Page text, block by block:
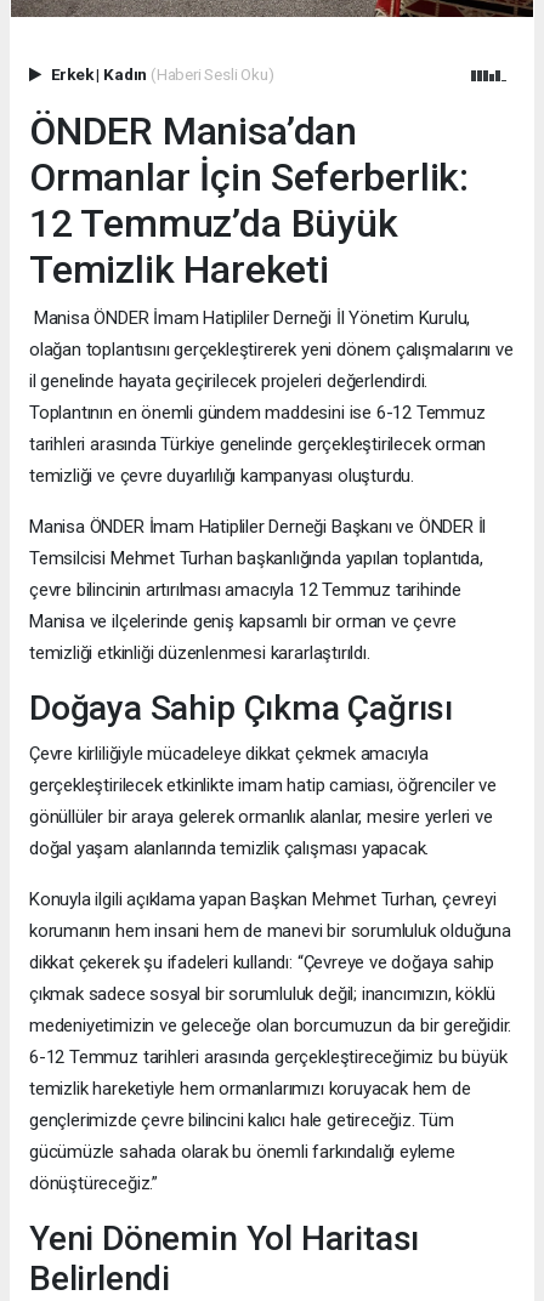
Erkek| Kadın (Haberi Sesli Oku)
ÖNDER Manisa’dan
Ormanlar İçin Seferberlik:
12 Temmuz’da Büyük
Temizlik Hareketi
Manisa ÖNDER İmam Hatipliler Derneği İl Yönetim Kurulu,
olağan toplantısını gerçekleştirerek yeni dönem çalışmalarını ve
il genelinde hayata geçirilecek projeleri değerlendirdi.
Toplantının en önemli gündem maddesini ise 6-12 Temmuz
tarihleri arasında Türkiye genelinde gerçekleştirilecek orman
temizliği ve çevre duyarlılığı kampanyası oluşturdu.
Manisa ÖNDER İmam Hatipliler Derneği Başkanı ve ÖNDER İl
Temsilcisi Mehmet Turhan başkanlığında yapılan toplantıda,
çevre bilincinin artırılması amacıyla 12 Temmuz tarihinde
Manisa ve ilçelerinde geniş kapsamlı bir orman ve çevre
temizliği etkinliği düzenlenmesi kararlaştırıldı.
Doğaya Sahip Çıkma Çağrısı
Çevre kirliliğiyle mücadeleye dikkat çekmek amacıyla
gerçekleştirilecek etkinlikte imam hatip camiası, öğrenciler ve
gönüllüler bir araya gelerek ormanlık alanlar, mesire yerleri ve
doğal yaşam alanlarında temizlik çalışması yapacak.
Konuyla ilgili açıklama yapan Başkan Mehmet Turhan, çevreyi
korumanın hem insani hem de manevi bir sorumluluk olduğuna
dikkat çekerek şu ifadeleri kullandı: “Çevreye ve doğaya sahip
çıkmak sadece sosyal bir sorumluluk değil; inancımızın, köklü
medeniyetimizin ve geleceğe olan borcumuzun da bir gereğidir.
6-12 Temmuz tarihleri arasında gerçekleştireceğimiz bu büyük
temizlik hareketiyle hem ormanlarımızı koruyacak hem de
gençlerimizde çevre bilincini kalıcı hale getireceğiz. Tüm
gücümüzle sahada olarak bu önemli farkındalığı eyleme
dönüştüreceğiz.”
Yeni Dönemin Yol Haritası
Belirlendi